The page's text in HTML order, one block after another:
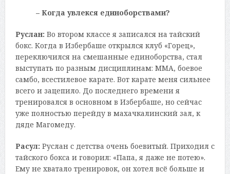
– Когда увлекся единоборствами?
Руслан: Во втором классе я записался на тайский
бокс. Когда в Избербаше открылся клуб «Горец»,
переключился на смешанные единоборства, стал
выступать по разным дисциплинам: ММА, боевое
самбо, всестилевое карате. Вот карате меня сильнее
всего и зацепило. До последнего времени я
тренировался в основном в Избербаше, но сейчас
уже полностью перейду в махачкалинский зал, к
дяде Магомеду.
Расул: Руслан с детства очень боевитый. Приходил с
тайского бокса и говорил: «Папа, я даже не потею».
Ему не хватало тренировок, он хотел всё больше и